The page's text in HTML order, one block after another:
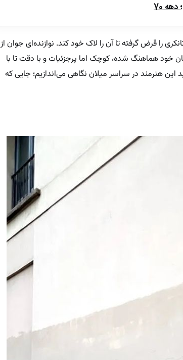
70
را قرض گرفته تا آن را لاک خود کند. نوازنده‌ای جوان از
خود هماهنگ شده، کوچک اما پرجزئیات و با دقت تا با
هنرمند در سراسر میلان نگاهی می‌اندازیم؛ جایی که